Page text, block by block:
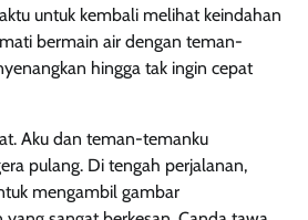
untuk kembali melihat keindahan
bermain air dengan teman-
hingga tak ingin cepat
Aku dan teman-temanku
pulang. Di tengah perjalanan,
mengambil gambar